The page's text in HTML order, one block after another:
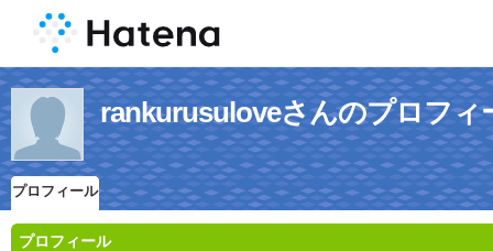
rankurusuloveさんのプロフィ
プロフィール
プロフィール